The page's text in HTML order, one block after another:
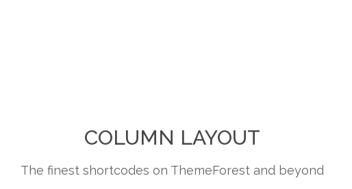
COLUMN LAYOUT
The finest shortcodes on ThemeForest and beyond